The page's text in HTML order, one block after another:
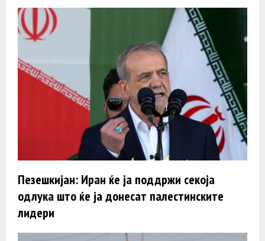
Пезешкијан: Иран ќе ја поддржи секоја
одлука што ќе ја донесат палестинските
лидери